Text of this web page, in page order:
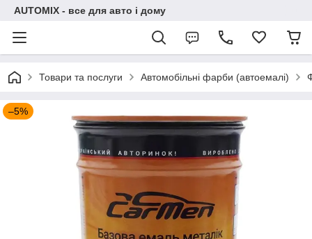
AUTOMIX - все для авто і дому
Товари та послуги Автомобільні фарби (автоемалі)
–5%